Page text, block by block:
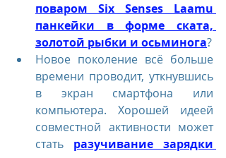
поваром Six Senses Laamu
панкейки в форме ската,
золотой рыбки и осьминога?
Новое поколение всё больше
времени проводит, уткнувшись
в экран смартфона или
компьютера. Хорошей идеей
совместной активности может
стать разучивание зарядки